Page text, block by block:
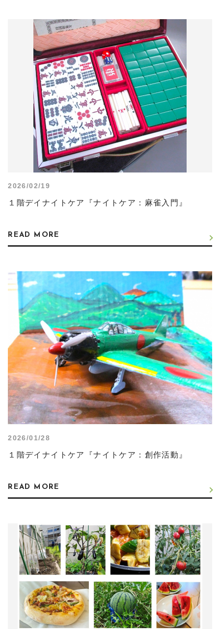
2026/02/19
１階デイナイトケア『ナイトケア：麻雀入門』
READ MORE
2026/01/28
１階デイナイトケア『ナイトケア：創作活動』
READ MORE